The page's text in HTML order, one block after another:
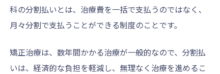
科の分割払いとは、治療費を一括で支払うのではなく、
月々分割で支払うことができる制度のことです。
矯正治療は、数年間かかる治療が一般的なので、分割払
いは、経済的な負担を軽減し、無理なく治療を進めるこ